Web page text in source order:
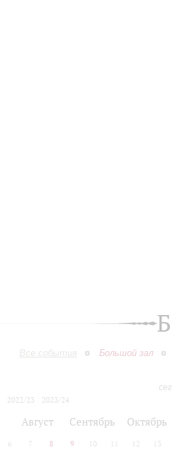
Все события Большой зал
2022/23
2023/24
Август Сентябрь Октябрь
6 7 8 9 10 12 13